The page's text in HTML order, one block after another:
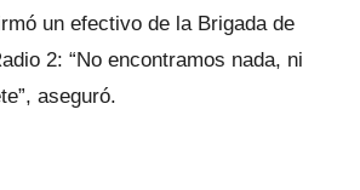
un efectivo de la Brigada de
2: “No encontramos nada, ni
aseguró.